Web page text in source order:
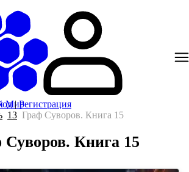
Мир
|Регистрация
13 Граф Суворов. Книга 15
Суворов. Книга 15